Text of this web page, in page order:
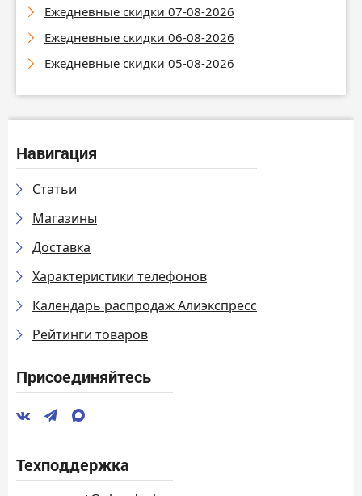
Ежедневные скидки 07-08-2026
Ежедневные скидки 06-08-2026
Ежедневные скидки 05-08-2026
Навигация
Статьи
Магазины
Доставка
Характеристики телефонов
Календарь распродаж Алиэкспресс
Рейтинги товаров
Присоединяйтесь
Техподдержка